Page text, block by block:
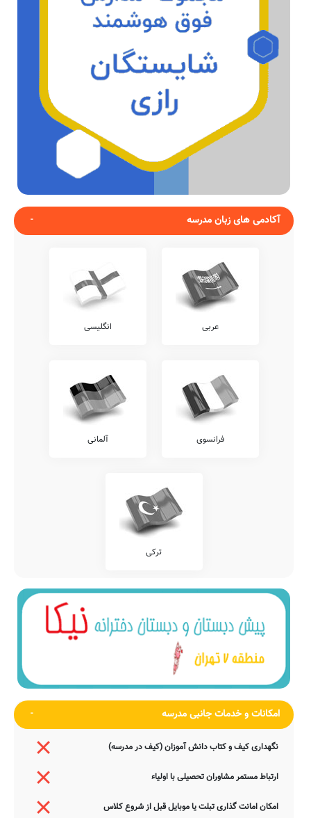
آکادمی های زبان مدرسه
عربی انگلیسی
فرانسوی آلمانی
ترکی
امکانات و خدمات جانبی مدرسه
نگهداری کیف و کتاب دانش آموزان (کیف در مدرسه)
ارتباط مستمر مشاوران تحصیلی با اولیاء
امکان امانت گذاری تبلت یا موبایل قبل از شروع کلاس